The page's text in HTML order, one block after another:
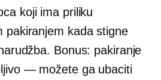
koji ima priliku
pakiranjem kada stigne
Bonus: pakiranje
— možete ga ubaciti